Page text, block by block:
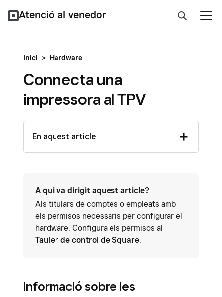
Atenció al venedor
Inici > Hardware
Connecta una
impressora al TPV
En aquest article
A qui va dirigit aquest article?
Als titulars de comptes o empleats amb
els permisos necessaris per configurar el
hardware. Configura els permisos al
Tauler de control de Square.
Informació sobre les